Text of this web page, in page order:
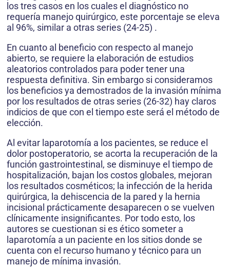
los tres casos en los cuales el diagnóstico no
requería manejo quirúrgico, este porcentaje se eleva
al 96%, similar a otras series (24-25) .
En cuanto al beneficio con respecto al manejo
abierto, se requiere la elaboración de estudios
aleatorios controlados para poder tener una
respuesta definitiva. Sin embargo si consideramos
los beneficios ya demostrados de la invasión mínima
por los resultados de otras series (26-32) hay claros
indicios de que con el tiempo este será el método de
elección.
Al evitar laparotomía a los pacientes, se reduce el
dolor postoperatorio, se acorta la recuperación de la
función gastrointestinal, se disminuye el tiempo de
hospitalización, bajan los costos globales, mejoran
los resultados cosméticos; la infección de la herida
quirúrgica, la dehiscencia de la pared y la hernia
incisional prácticamente desaparecen o se vuelven
clínicamente insignificantes. Por todo esto, los
autores se cuestionan si es ético someter a
laparotomía a un paciente en los sitios donde se
cuenta con el recurso humano y técnico para un
manejo de mínima invasión.